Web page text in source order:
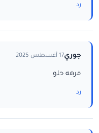
رد
جوري17 أغسطس 2025
مرهه حلو
رد